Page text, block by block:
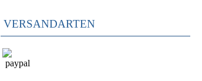
VERSANDARTEN